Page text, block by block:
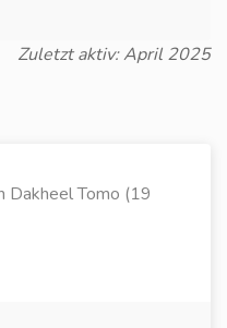
Zuletzt aktiv: April 2025
Dakheel Tomo (19